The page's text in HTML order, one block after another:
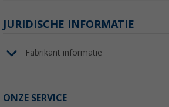
JURIDISCHE INFORMATIE
Fabrikant informatie
ONZE SERVICE